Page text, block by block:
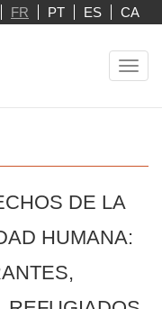
FR PT ES CA
DE LA
HUMANA: